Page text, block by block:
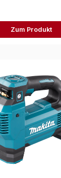
Zum Produkt